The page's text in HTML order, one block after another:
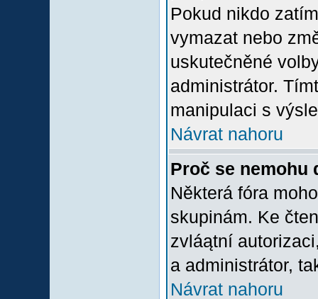
Pokud nikdo
vymazat nebo
uskutečněné
administrátor.
manipulaci s
Návrat nahoru
Proč se nemohu
Některá fóra
skupinám. Ke
zvláątní
a administrátor,
Návrat nahoru